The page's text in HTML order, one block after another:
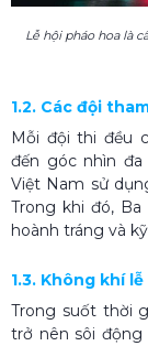
Lễ hội pháo hoa là
1.2. Các đội
Mỗi đội thi đều
đến góc nhìn
Việt Nam sử
Trong khi đó,
hoành tráng và
1.3. Không khí
Trong suốt thời
trở nên sôi động